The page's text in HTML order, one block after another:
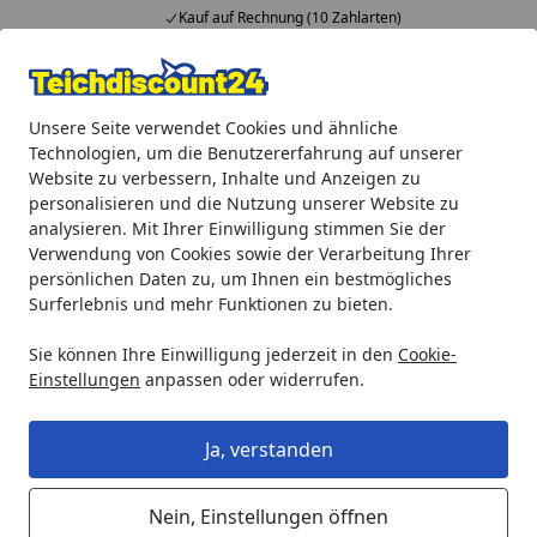
Unsere Seite verwendet Cookies und ähnliche
Technologien, um die Benutzererfahrung auf unserer
Website zu verbessern, Inhalte und Anzeigen zu
personalisieren und die Nutzung unserer Website zu
analysieren. Mit Ihrer Einwilligung stimmen Sie der
Verwendung von Cookies sowie der Verarbeitung Ihrer
persönlichen Daten zu, um Ihnen ein bestmögliches
Surferlebnis und mehr Funktionen zu bieten.
Sie können Ihre Einwilligung jederzeit in den Cookie-
Einstellungen anpassen oder widerrufen.
Ja, verstanden
Nein, Einstellungen öffnen
Kauf auf Rechnung (10 Zahlarten)
Alle Produkte
Mein Konto
Suchen
Startseite
Ubbink LED Lichtleiste 30 cm weiß
Ubbink LED Lichtleiste 30 cm weiß